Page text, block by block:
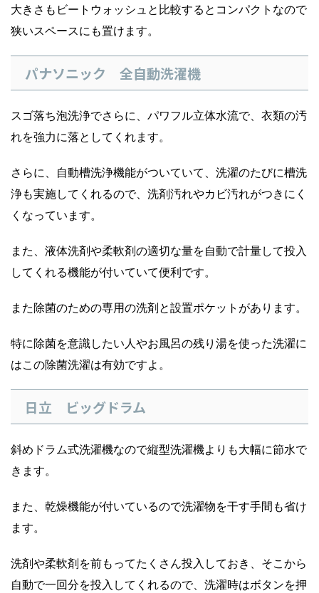
大きさもビートウォッシュと比較するとコンパクトなので
狭いスペースにも置けます。
パナソニック 全自動洗濯機
スゴ落ち泡洗浄でさらに、パワフル立体水流で、衣類の汚
れを強力に落としてくれます。
さらに、自動槽洗浄機能がついていて、洗濯のたびに槽洗
浄も実施してくれるので、洗剤汚れやカビ汚れがつきにく
くなっています。
また、液体洗剤や柔軟剤の適切な量を自動で計量して投入
してくれる機能が付いていて便利です。
また除菌のための専用の洗剤と設置ポケットがあります。
特に除菌を意識したい人やお風呂の残り湯を使った洗濯に
はこの除菌洗濯は有効ですよ。
日立 ビッグドラム
斜めドラム式洗濯機なので縦型洗濯機よりも大幅に節水で
きます。
また、乾燥機能が付いているので洗濯物を干す手間も省け
ます。
洗剤や柔軟剤を前もってたくさん投入しておき、そこから
自動で一回分を投入してくれるので、洗濯時はボタンを押